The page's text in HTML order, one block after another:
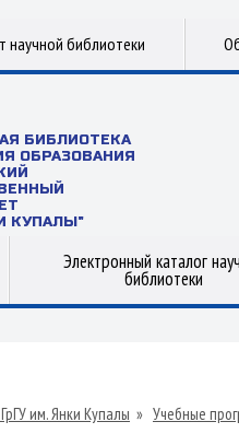
научной библиотеки
БИБЛИОТЕКА
ОБРАЗОВАНИЯ
КУПАЛЫ"
Электронный каталог
библиотеки
им. Янки Купалы » Учебные